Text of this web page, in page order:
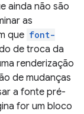
ainda não são
as
que font-
de troca da
renderização
de mudanças
a fonte pré-
for um bloco